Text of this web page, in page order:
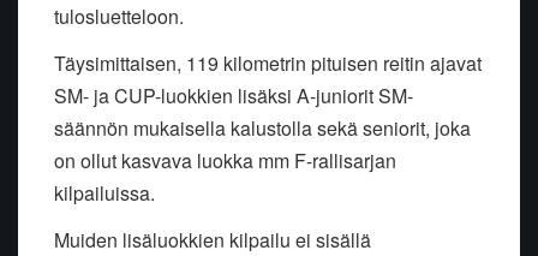
tulosluetteloon.
Täysimittaisen, 119 kilometrin pituisen reitin ajavat
SM- ja CUP-luokkien lisäksi A-juniorit SM-
säännön mukaisella kalustolla sekä seniorit, joka
on ollut kasvava luokka mm F-rallisarjan
kilpailuissa.
Muiden lisäluokkien kilpailu ei sisällä